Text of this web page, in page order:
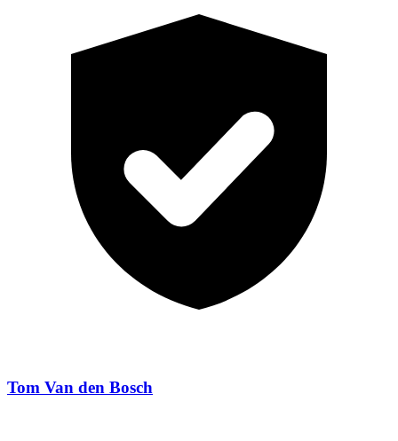
Tom Van den Bosch